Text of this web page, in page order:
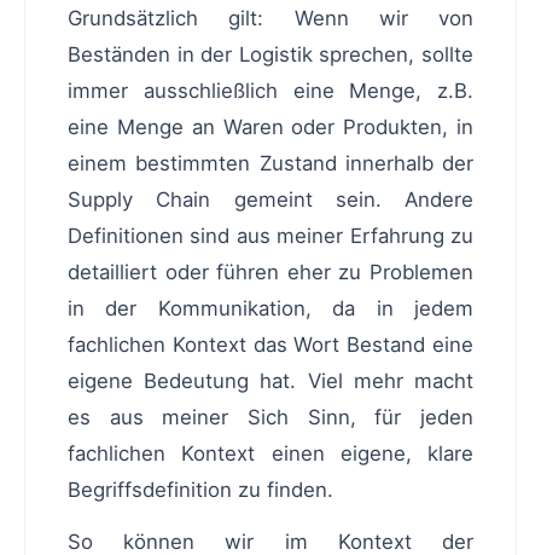
Grundsätzlich gilt: Wenn wir von
Beständen in der Logistik sprechen, sollte
immer ausschließlich eine Menge, z.B.
eine Menge an Waren oder Produkten, in
einem bestimmten Zustand innerhalb der
Supply Chain gemeint sein. Andere
Definitionen sind aus meiner Erfahrung zu
detailliert oder führen eher zu Problemen
in der Kommunikation, da in jedem
fachlichen Kontext das Wort Bestand eine
eigene Bedeutung hat. Viel mehr macht
es aus meiner Sich Sinn, für jeden
fachlichen Kontext einen eigene, klare
Begriffsdefinition zu finden.
So können wir im Kontext der